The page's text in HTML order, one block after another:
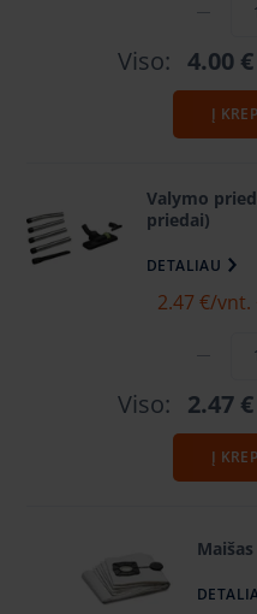
Viso: 4.00 €
Į
Valymo
priedai)
DETALIAU
2.47 €/vnt.
Viso: 2.47 €
Į